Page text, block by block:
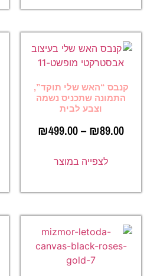
קנבס “האש שלי תוקד”,
התמונה שתכניס נשמה
וצבע לבית
₪89.00
–
₪499.00
לצפייה במוצר